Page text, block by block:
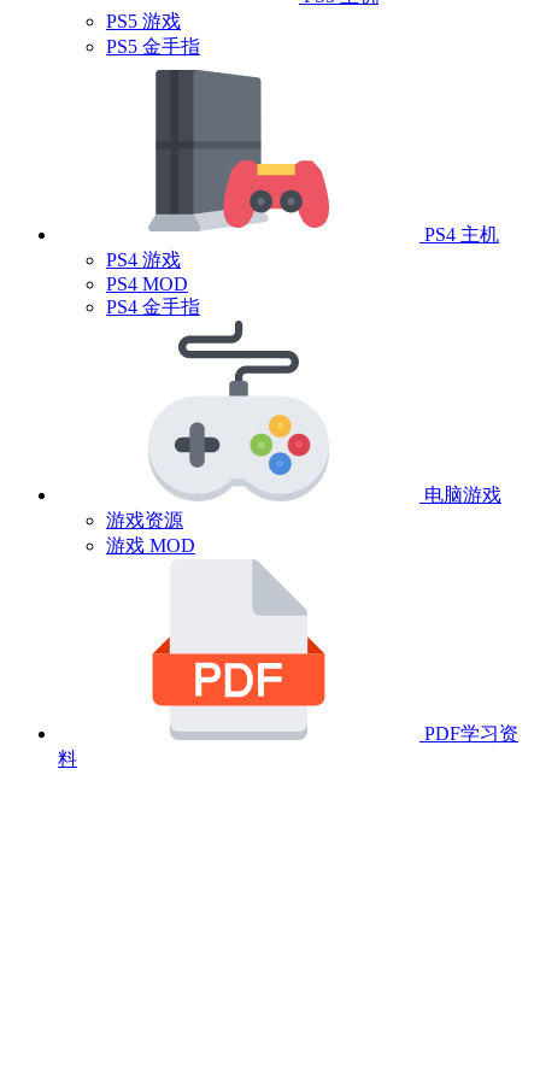
PS5 游戏
PS5 金手指
PS4 主机
PS4 游戏
PS4 MOD
PS4 金手指
电脑游戏
游戏资源
游戏 MOD
PDF学习资
料